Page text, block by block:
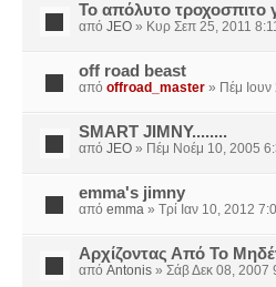
Το απόλυτο τροχοσπιτο
από JEO » Κυρ Σεπ 25, 2011
off road beast
από offroad_master » Πέμ
SMART JIMNY........
από JEO » Πέμ Νοέμ 10, 2005
emma's jimny
από emma » Τρί Ιαν 10, 2012
Αρχίζοντας Από Το
από Antonis » Σάβ Δεκ 08, 2007